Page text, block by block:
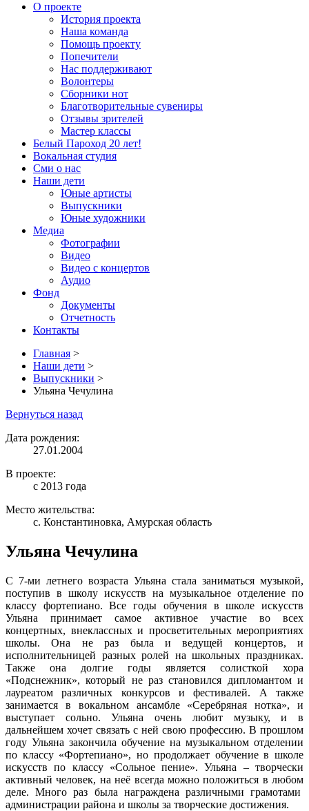
О проекте
История проекта
Наша команда
Помощь проекту
Попечители
Нас поддерживают
Волонтеры
Сборники нот
Благотворительные сувениры
Отзывы зрителей
Мастер классы
Белый Пароход 20 лет!
Вокальная студия
Сми о нас
Наши дети
Юные артисты
Выпускники
Юные художники
Медиа
Фотографии
Видео
Видео с концертов
Аудио
Фонд
Документы
Отчетность
Контакты
Главная >
Наши дети >
Выпускники >
Ульяна Чечулина
Вернуться назад
Дата рождения:
27.01.2004
В проекте:
с 2013 года
Место жительства:
с. Константиновка, Амурская область
Ульяна Чечулина
С 7-ми летнего возраста Ульяна стала заниматься музыкой,
поступив в школу искусств на музыкальное отделение по
классу фортепиано. Все годы обучения в школе искусств
Ульяна принимает самое активное участие во всех
концертных, внеклассных и просветительных мероприятиях
школы. Она не раз была и ведущей концертов, и
исполнительницей разных ролей на школьных праздниках.
Также она долгие годы является солисткой хора
«Подснежник», который не раз становился дипломантом и
лауреатом различных конкурсов и фестивалей. А также
занимается в вокальном ансамбле «Серебряная нотка», и
выступает сольно. Ульяна очень любит музыку, и в
дальнейшем хочет связать с ней свою профессию. В прошлом
году Ульяна закончила обучение на музыкальном отделении
по классу «Фортепиано», но продолжает обучение в школе
искусств по классу «Сольное пение». Ульяна – творчески
активный человек, на неё всегда можно положиться в любом
деле. Много раз была награждена различными грамотами
администрации района и школы за творческие достижения.